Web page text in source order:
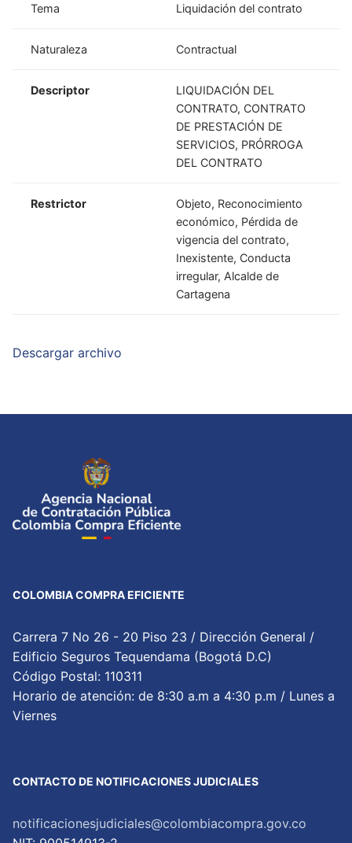
Tema Liquidación del contrato
Naturaleza Contractual
Descriptor
LIQUIDACIÓN DEL
CONTRATO, CONTRATO
DE PRESTACIÓN DE
SERVICIOS, PRÓRROGA
DEL CONTRATO
Restrictor
Objeto, Reconocimiento
económico, Pérdida de
vigencia del contrato,
Inexistente, Conducta
irregular, Alcalde de
Cartagena
Descargar archivo
COLOMBIA COMPRA EFICIENTE
Carrera 7 No 26 - 20 Piso 23 / Dirección General /
Edificio Seguros Tequendama (Bogotá D.C)
Código Postal: 110311
Horario de atención: de 8:30 a.m a 4:30 p.m / Lunes a
Viernes
CONTACTO DE NOTIFICACIONES JUDICIALES
notificacionesjudiciales@colombiacompra.gov.co